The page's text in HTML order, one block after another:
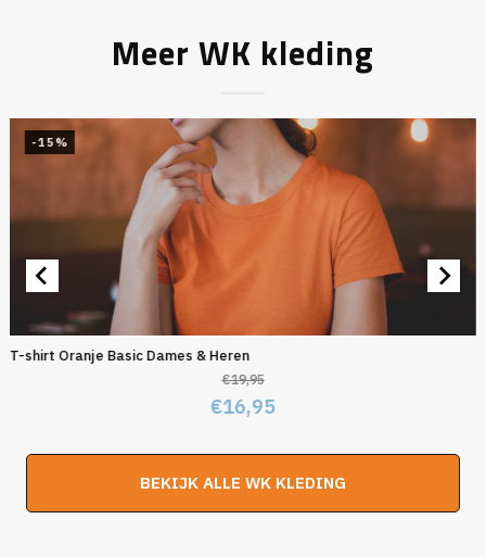
Meer WK kleding
-15%
T-shirt Oranje Basic Dames & Heren
€19,95
Oorspronkelijke
was:
€16,95Huidige
is:
BEKIJK ALLE WK KLEDING